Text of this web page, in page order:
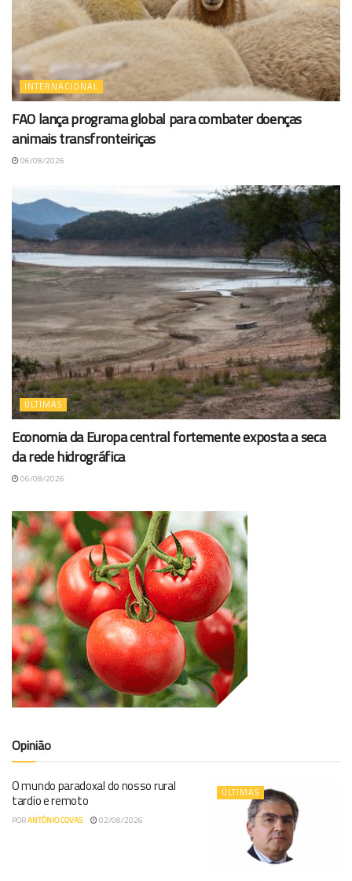
INTERNACIONAL
FAO lança programa global para combater doenças
animais transfronteiriças
06/08/2026
ÚLTIMAS
Economia da Europa central fortemente exposta a seca
da rede hidrográfica
06/08/2026
Opinião
ÚLTIMAS
O mundo paradoxal do nosso rural
tardio e remoto
PORANTÓNIO COVAS 02/08/2026